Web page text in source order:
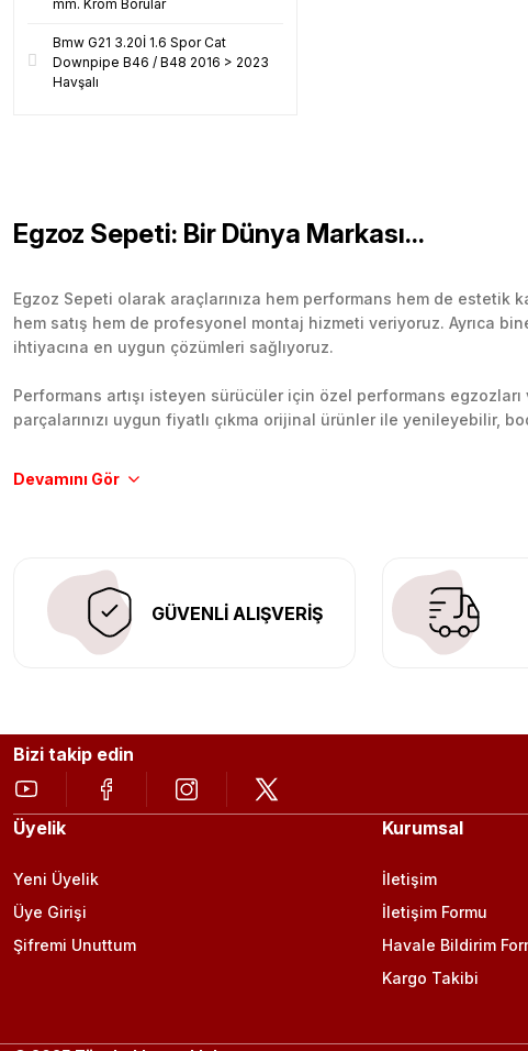
mm. Krom Borular
Bmw G21 3.20İ 1.6 Spor Cat
Downpipe B46 / B48 2016 > 2023
Havşalı
Egzoz Sepeti: Bir Dünya Markası...
Egzoz Sepeti olarak araçlarınıza hem performans hem de
hem satış hem de profesyonel montaj hizmeti veriyoruz. Ayrıca
ihtiyacına en uygun çözümleri sağlıyoruz.
Performans artışı isteyen sürücüler için özel performans
parçalarınızı uygun fiyatlı çıkma orijinal ürünler ile yenileyebilir,
Tüm ürünlerimiz orijinal, dayanıklı ve uzun ömürlüdür.
GÜVENLİ ALIŞVERİŞ
Bizi takip edin
Üyelik
Yeni Üyelik
Üye Girişi
Şifremi Unuttum
Kurumsal
İletişim
İletişim Formu
Havale Bildirim
Kargo Takibi